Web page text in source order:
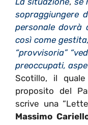
sopraggiungere
personale dovrà
così come
“provvisoria”
preoccupati,
Scotillo, il
proposito del
scrive una
Massimo